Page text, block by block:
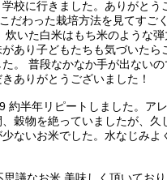
学校に行きました。ありがとう
だわった栽培方法を見てすご
炊いた白米はもち米のような
あり子どもたちも気づいたら
。 普段なかなか手が出ない
ありがとうございました！
約半年リピートしました。ア
穀物を絶っていましたが、久
ないお米でした。水なじみよ